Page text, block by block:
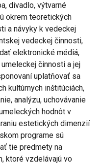
divadlo, výtvarné
okrem teoretických
a návyky k vedeckej
vedeckej činnosti,
elektronické médiá,
činnosti a jej
uplatňovať sa
kultúrnych inštitúciách,
analýzu, uchovávanie
hodnôt v
estetických dimenzií
programe sú
tie predmety na
ktoré vzdelávajú vo